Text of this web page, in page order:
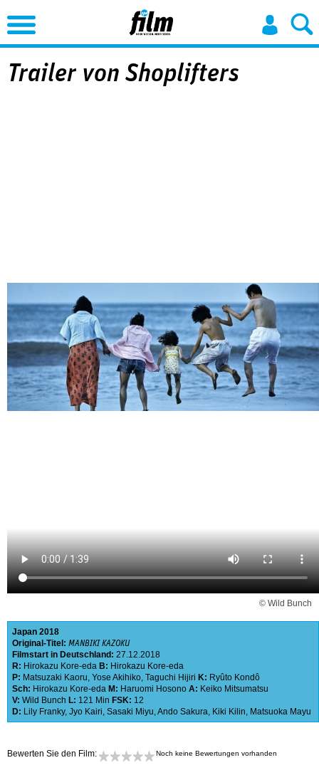
Jump to Navigation
Trailer von Shoplifters
© Wild Bunch
Japan 2018
Original-Titel: MANBIKI KAZOKU
Filmstart in Deutschland: 27.12.2018
R: Hirokazu Kore-eda B: Hirokazu Kore-eda
P: Matsuzaki Kaoru, Yose Akihiko, Taguchi Hijiri K: Ryûto Kondô
Sch: Hirokazu Kore-eda M: Haruomi Hosono A: Keiko Mitsumatsu
V: Wild Bunch L: 121 Min FSK: 12
D: Lily Franky, Jyo Kairi, Sasaki Miyu,Ando Sakura, Kiki Kilin, Matsuoka Mayu
Bewerten Sie den Film: Noch keine Bewertungen vorhanden